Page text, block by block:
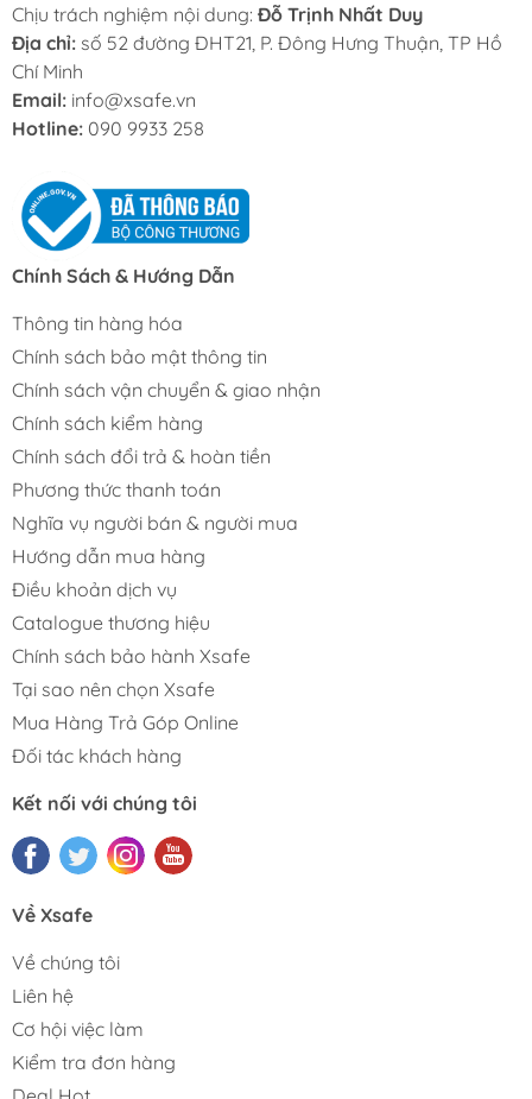
Chịu trách nghiệm nội dung: Đỗ Trịnh Nhất Duy
Địa chỉ: số 52 đường ĐHT21, P. Đông Hưng Thuận, TP Hồ
Chí Minh
Email: info@xsafe.vn
Hotline: 090 9933 258
Chính Sách & Hướng Dẫn
Thông tin hàng hóa
Chính sách bảo mật thông tin
Chính sách vận chuyển & giao nhận
Chính sách kiểm hàng
Chính sách đổi trả & hoàn tiền
Phương thức thanh toán
Nghĩa vụ người bán & người mua
Hướng dẫn mua hàng
Điều khoản dịch vụ
Catalogue thương hiệu
Chính sách bảo hành Xsafe
Tại sao nên chọn Xsafe
Mua Hàng Trả Góp Online
Đối tác khách hàng
Kết nối với chúng tôi
Về Xsafe
Về chúng tôi
Liên hệ
Cơ hội việc làm
Kiểm tra đơn hàng